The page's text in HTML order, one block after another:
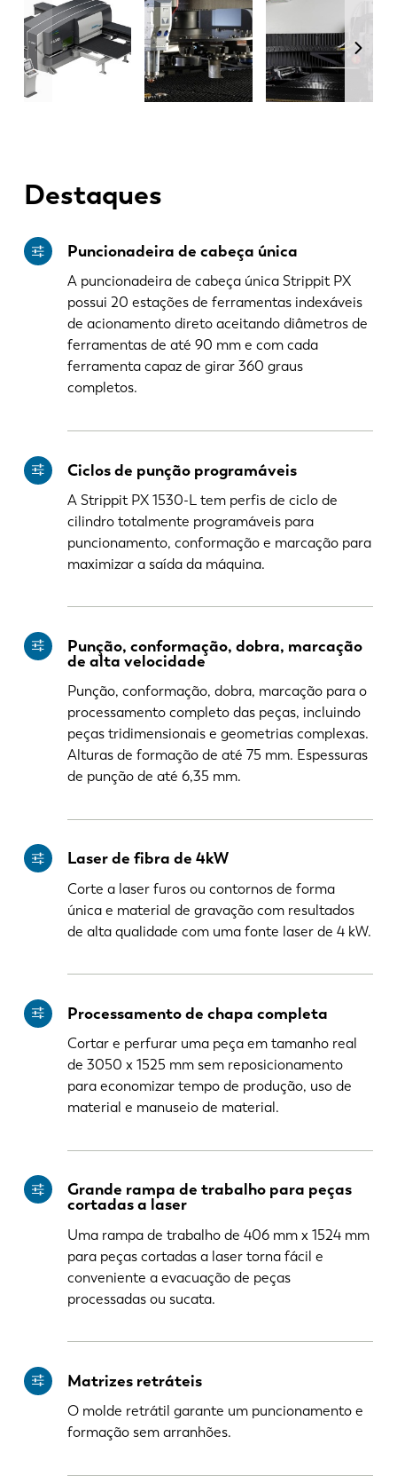
Destaques
Puncionadeira de cabeça única
A puncionadeira de cabeça única Strippit PX
possui 20 estações de ferramentas indexáveis
de acionamento direto aceitando diâmetros de
ferramentas de até 90 mm e com cada
ferramenta capaz de girar 360 graus
completos.
Ciclos de punção programáveis
A Strippit PX 1530-L tem perfis de ciclo de
cilindro totalmente programáveis para
puncionamento, conformação e marcação para
maximizar a saída da máquina.
Punção, conformação, dobra, marcação
de alta velocidade
Punção, conformação, dobra, marcação para o
processamento completo das peças, incluindo
peças tridimensionais e geometrias complexas.
Alturas de formação de até 75 mm. Espessuras
de punção de até 6,35 mm.
Laser de fibra de 4kW
Corte a laser furos ou contornos de forma
única e material de gravação com resultados
de alta qualidade com uma fonte laser de 4 kW.
Processamento de chapa completa
Cortar e perfurar uma peça em tamanho real
de 3050 x 1525 mm sem reposicionamento
para economizar tempo de produção, uso de
material e manuseio de material.
Grande rampa de trabalho para peças
cortadas a laser
Uma rampa de trabalho de 406 mm x 1524 mm
para peças cortadas a laser torna fácil e
conveniente a evacuação de peças
processadas ou sucata.
Matrizes retráteis
O molde retrátil garante um puncionamento e
formação sem arranhões.